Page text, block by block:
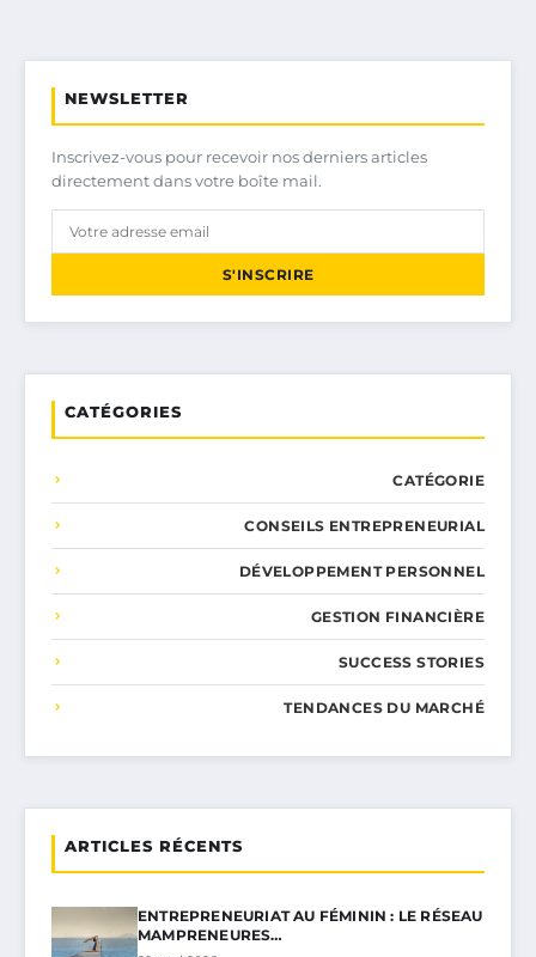
NEWSLETTER
Inscrivez-vous pour recevoir nos derniers articles
directement dans votre boîte mail.
S'INSCRIRE
CATÉGORIES
CATÉGORIE
CONSEILS ENTREPRENEURIAL
DÉVELOPPEMENT PERSONNEL
GESTION FINANCIÈRE
SUCCESS STORIES
TENDANCES DU MARCHÉ
ARTICLES RÉCENTS
ENTREPRENEURIAT AU FÉMININ : LE RÉSEAU
MAMPRENEURES…